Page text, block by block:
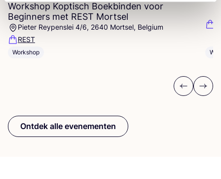
Workshop Koptisch Boekbinden voor
Beginners met REST Mortsel
Pieter Reypenslei 4/6, 2640 Mortsel, Belgium
REST
Workshop
Previous
Next
Ontdek alle evenementen